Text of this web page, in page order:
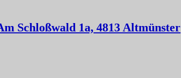
Schloßwald 1a, 4813 Altmünster